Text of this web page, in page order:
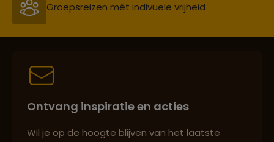
Groepsreizen mét indivuele vrijheid
Persoonlijk en deskundig reisadvies
Ontvang inspiratie en acties
Wil je op de hoogte blijven van het laatste